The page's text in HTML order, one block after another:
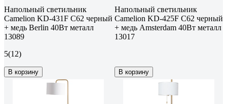
Напольный светильник
Camelion KD-431F С62 черный
+ медь Berlin 40Вт металл
13089
5(12)
В корзину
Напольный светильник
Camelion KD-425F C62 черный
+ медь Amsterdam 40Вт металл
13017
В корзину